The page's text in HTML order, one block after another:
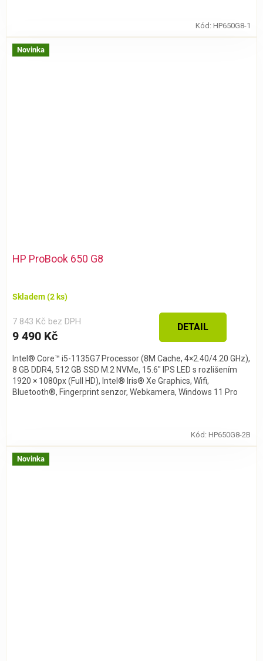
Kód: HP650G8-1
Novinka
HP ProBook 650 G8
Skladem(2 ks)
7 843 Kč bez DPH
9 490 Kč
DETAIL
Intel® Core™ i5-1135G7 Processor (8M Cache, 4×2.40/4.20 GHz),
8 GB DDR4, 512 GB SSD M.2 NVMe, 15.6″ IPS LED s rozlišením
1920 × 1080px (Full HD), Intel® Iris® Xe Graphics, Wifi,
Bluetooth®, Fingerprint senzor, Webkamera, Windows 11 Pro
Kód: HP650G8-2B
Novinka